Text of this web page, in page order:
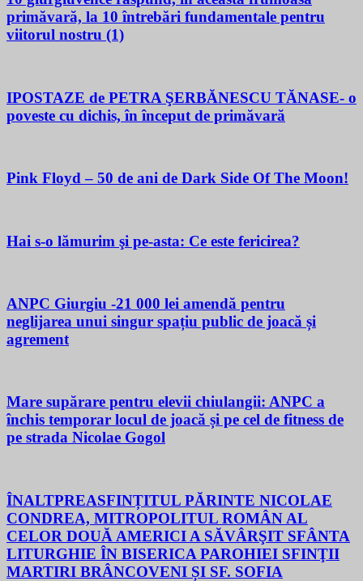
primăvară, la 10 întrebări fundamentale pentru
viitorul nostru (1)
IPOSTAZE de PETRA ŞERBĂNESCU TĂNASE- o
poveste cu dichis, în început de primăvară
Pink Floyd – 50 de ani de Dark Side Of The Moon!
Hai s-o lămurim şi pe-asta: Ce este fericirea?
ANPC Giurgiu -21 000 lei amendă pentru
neglijarea unui singur spațiu public de joacă și
agrement
Mare supărare pentru elevii chiulangii: ANPC a
închis temporar locul de joacă și pe cel de fitness de
pe strada Nicolae Gogol
ÎNALTPREASFINȚITUL PĂRINTE NICOLAE
CONDREA, MITROPOLITUL ROMÂN AL
CELOR DOUĂ AMERICI A SĂVÂRŞIT SFÂNTA
LITURGHIE ÎN BISERICA PAROHIEI SFINŢII
MARTIRI BRÂNCOVENI ȘI SF. SOFIA